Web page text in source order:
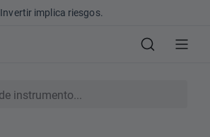
Invertir implica riesgos.